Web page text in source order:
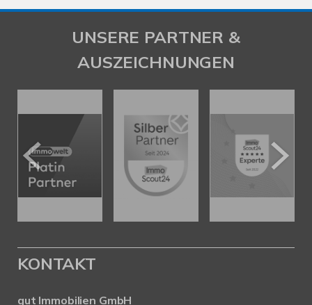
UNSERE PARTNER &
AUSZEICHNUNGEN
KONTAKT
gut Immobilien GmbH